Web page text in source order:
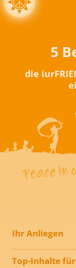
5
die
Ihr Anliegen
Top-Inhalte für